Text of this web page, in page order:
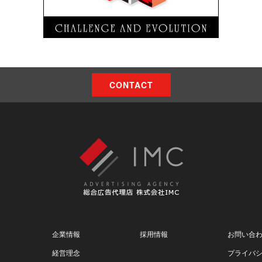
CONTACT
企業情報
経営理念
採用情報 お問い合
プライバ